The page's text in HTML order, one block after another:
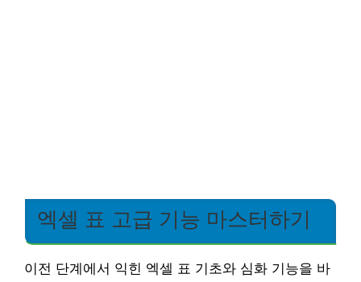
엑셀 표 고급 기능 마스터하기
이전 단계에서 익힌 엑셀 표 기초와 심화 기능을 바